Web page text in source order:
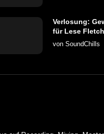
Verlosung:
für Lese
von SoundChills